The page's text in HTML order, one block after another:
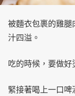
被麵衣包裹的雞腿
汁四溢。
吃的時候，要做好
緊接著喝上一口